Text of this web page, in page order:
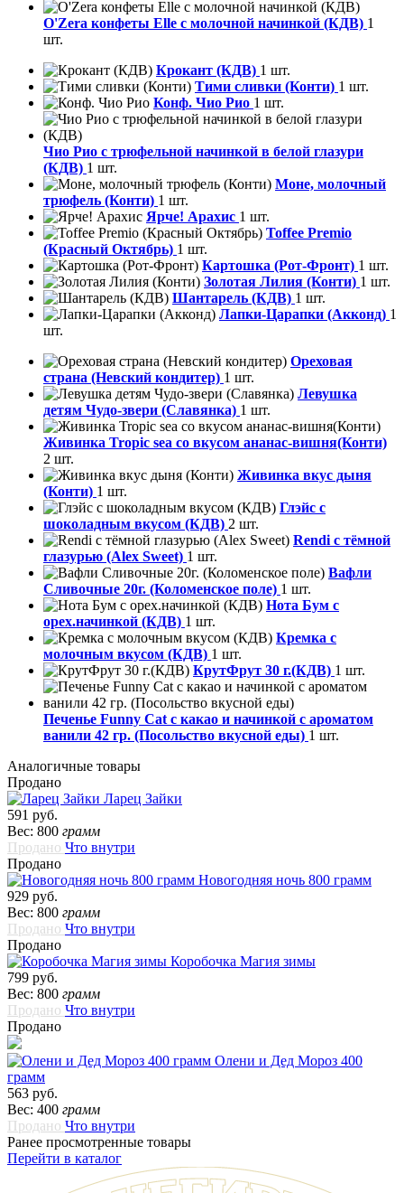
O'Zera конфеты Elle с молочной начинкой (КДВ) 1
шт.
Крокант (КДВ) 1 шт.
Тими сливки (Конти) 1 шт.
Конф. Чио Рио 1 шт.
Чио Рио с трюфельной начинкой в белой глазури
(КДВ) 1 шт.
Моне, молочный
трюфель (Конти) 1 шт.
Ярче! Арахис 1 шт.
Toffee Premio
(Красный Октябрь) 1 шт.
Картошка (Рот-Фронт) 1 шт.
Золотая Лилия (Конти) 1 шт.
Шантарель (КДВ) 1 шт.
Лапки-Царапки (Акконд) 1
шт.
Ореховая
страна (Невский кондитер) 1 шт.
Левушка
детям Чудо-звери (Славянка) 1 шт.
Живинка Tropic sea со вкусом ананас-вишня(Конти)
2 шт.
Живинка вкус дыня
(Конти) 1 шт.
Глэйс с
шоколадным вкусом (КДВ) 2 шт.
Rendi с тёмной
глазурью (Alex Sweet) 1 шт.
Вафли
Сливочные 20г. (Коломенское поле) 1 шт.
Нота Бум с
орех.начинкой (КДВ) 1 шт.
Кремка с
молочным вкусом (КДВ) 1 шт.
КрутФрут 30 г.(КДВ) 1 шт.
Печенье Funny Сat с какао и начинкой с ароматом
ванили 42 гр. (Посольство вкусной еды) 1 шт.
Аналогичные товары
Продано
Ларец Зайки
591 руб.
Вес: 800 грамм
Продано Что внутри
Продано
Новогодняя ночь 800 грамм
929 руб.
Вес: 800 грамм
Продано Что внутри
Продано
Коробочка Магия зимы
799 руб.
Вес: 800 грамм
Продано Что внутри
Продано
Олени и Дед Мороз 400
грамм
563 руб.
Вес: 400 грамм
Продано Что внутри
Ранее просмотренные товары
Перейти в каталог